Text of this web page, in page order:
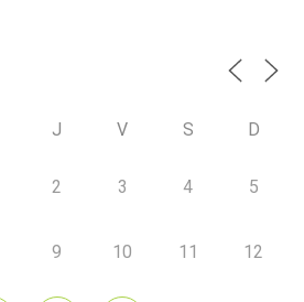
J V S D
2 3 4 5
9 10 11 12